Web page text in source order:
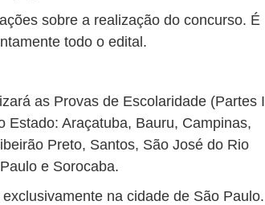
sobre a realização do concurso. É
todo o edital.
as Provas de Escolaridade (Partes I
Estado: Araçatuba, Bauru, Campinas,
Preto, Santos, São José do Rio
e Sorocaba.
na cidade de São Paulo.